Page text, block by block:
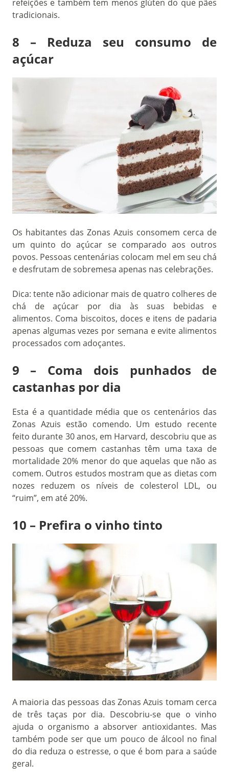
refeições e também tem menos glúten do que pães
tradicionais.
8 – Reduza seu consumo de
açúcar
Os habitantes das Zonas Azuis consomem cerca de
um quinto do açúcar se comparado aos outros
povos. Pessoas centenárias colocam mel em seu chá
e desfrutam de sobremesa apenas nas celebrações.
Dica: tente não adicionar mais de quatro colheres de
chá de açúcar por dia às suas bebidas e
alimentos. Coma biscoitos, doces e itens de padaria
apenas algumas vezes por semana e evite alimentos
processados com adoçantes.
9 – Coma dois punhados de
castanhas por dia
Esta é a quantidade média que os centenários das
Zonas Azuis estão comendo. Um estudo recente
feito durante 30 anos, em Harvard, descobriu que as
pessoas que comem castanhas têm uma taxa de
mortalidade 20% menor do que aquelas que não as
comem. Outros estudos mostram que as dietas com
nozes reduzem os níveis de colesterol LDL, ou
“ruim”, em até 20%.
10 – Prefira o vinho tinto
A maioria das pessoas das Zonas Azuis tomam cerca
de três taças por dia. Descobriu-se que o vinho
ajuda o organismo a absorver antioxidantes. Mas
também pode ser que um pouco de álcool no final
do dia reduza o estresse, o que é bom para a saúde
geral.